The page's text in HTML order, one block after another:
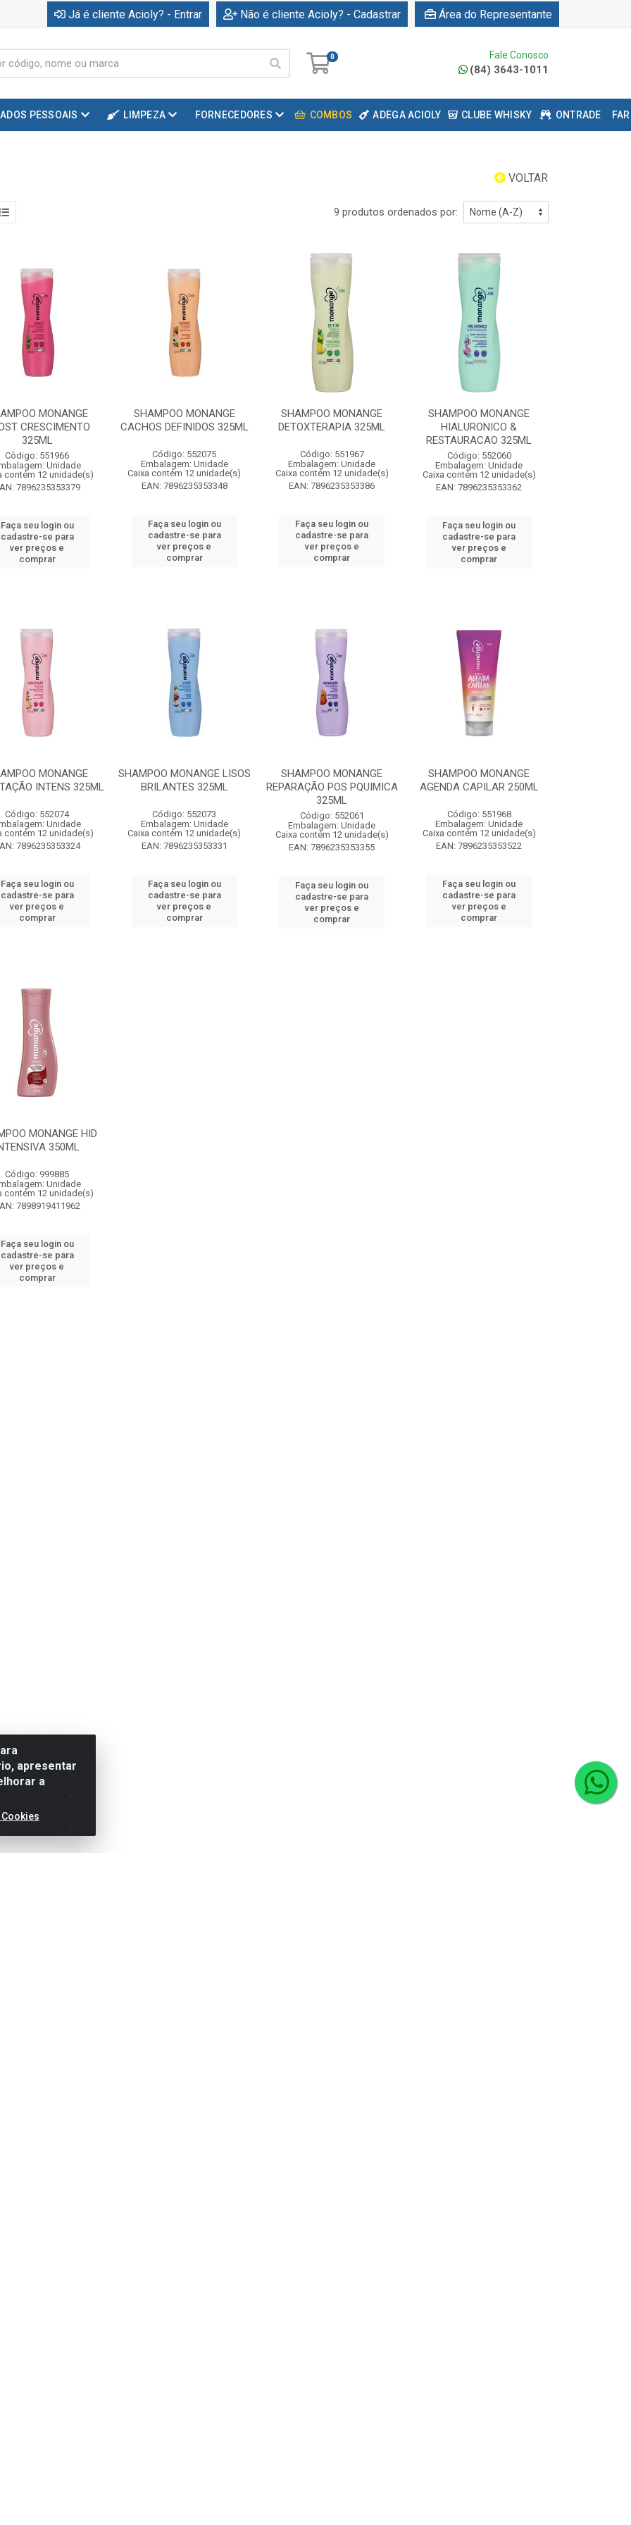
Já é cliente Acioly? - Entrar Não é cliente Acioly? - Cadastrar Área do Representante
0 Fale Conosco
(84) 3643-1011
PESSOAIS LIMPEZA FORNECEDORES COMBOS ADEGA ACIOLY CLUBE WHISKY ONTRADE
VOLTAR
9 produtos ordenados por:
MONANGE
CRESCIMENTO
325ML
Código: 551966
Unidade
contém 12 unidade(s)
7896235353379
Faça seu login ou
cadastre-se para
ver preços e
comprar
SHAMPOO MONANGE
CACHOS DEFINIDOS 325ML
Código: 552075
Embalagem: Unidade
Caixa contém 12 unidade(s)
EAN: 7896235353348
Faça seu login ou
cadastre-se para
ver preços e
comprar
SHAMPOO MONANGE
DETOXTERAPIA 325ML
Código: 551967
Embalagem: Unidade
Caixa contém 12 unidade(s)
EAN: 7896235353386
Faça seu login ou
cadastre-se para
ver preços e
comprar
SHAMPOO MONANGE
HIALURONICO &
RESTAURACAO 325ML
Código: 552060
Embalagem: Unidade
Caixa contém 12 unidade(s)
EAN: 7896235353362
Faça seu login ou
cadastre-se para
ver preços e
comprar
MONANGE
INTENS 325ML
Código: 552074
Unidade
contém 12 unidade(s)
7896235353324
Faça seu login ou
cadastre-se para
ver preços e
comprar
SHAMPOO MONANGE LISOS
BRILANTES 325ML
Código: 552073
Embalagem: Unidade
Caixa contém 12 unidade(s)
EAN: 7896235353331
Faça seu login ou
cadastre-se para
ver preços e
comprar
SHAMPOO MONANGE
REPARAÇÃO POS PQUIMICA
325ML
Código: 552061
Embalagem: Unidade
Caixa contém 12 unidade(s)
EAN: 7896235353355
Faça seu login ou
cadastre-se para
ver preços e
comprar
SHAMPOO MONANGE
AGENDA CAPILAR 250ML
Código: 551968
Embalagem: Unidade
Caixa contém 12 unidade(s)
EAN: 7896235353522
Faça seu login ou
cadastre-se para
ver preços e
comprar
MONANGE HID
350ML
Código: 999885
Unidade
contém 12 unidade(s)
7898919411962
Faça seu login ou
cadastre-se para
ver preços e
comprar
apresentar
a